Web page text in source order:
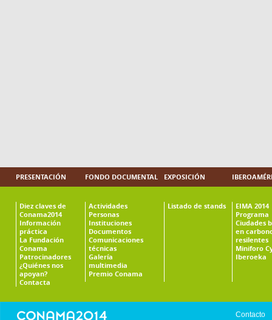
PRESENTACIÓN
Diez claves de
Conama2014
Información
práctica
La Fundación
Conama
Patrocinadores
¿Quiénes nos
apoyan?
Contacta
FONDO DOCUMENTAL
Actividades
Personas
Instituciones
Documentos
Comunicaciones
técnicas
Galería
multimedia
Premio Conama
EXPOSICIÓN
Listado de stands
EIMA 2014
Programa
Ciudades
en
resilentes
Miniforo
Iberoeka
Contacto